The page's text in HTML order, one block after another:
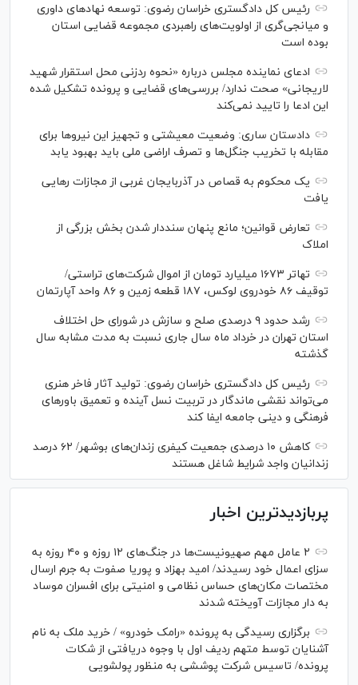
رئیس کل دادگستری خراسان رضوی: توسعه نهاد‌های داوری
و میانجی‌گری از اولویت‌های راهبردی مجموعه قضایی استان
بوده است
ادعای نماینده مجلس درباره «نحوه ردزنی محل استقرار شهید
لاریجانی» صحت ندارد/ بررسی‌های قضایی و پرونده تشکیل شده
این ادعا را تایید نمی‌کند
دادستان ساری: وضعیت معیشتی و تجهیز این نیرو‌ها برای
مقابله با تخریب جنگل‌ها و تصرف اراضی ملی باید بهبود یابد
یک محکوم به قصاص در آذربایجان‌ غربی از مجازات رهایی
یافت
تعارض قوانین؛ مانع پنهان سنددار شدن بخش بزرگی از
املاک
تهاتر ۱۶۷۳ میلیارد تومان از اموال شرکت‌های تراستی/
توقیف ۸۶ خودروی لوکس، ۱۸۷ قطعه زمین و ۸۶ واحد آپارتمان
رشد حدود ۹ درصدی صلح و سازش در شورای حل اختلاف
استان تهران در خرداد ماه سال جاری نسبت به مدت مشابه سال
گذشته
رئیس کل دادگستری خراسان رضوی: تولید آثار فاخر هنری
می‌تواند نقشی ماندگار در تربیت نسل آینده و تعمیق باور‌های
فرهنگی و دینی جامعه ایفا کند
کاهش ۱۰ درصدی جمعیت کیفری زندان‌های بوشهر/ ۶۲ درصد
زندانیان واجد شرایط شاغل هستند
پربازدیدترین اخبار
۲ عامل مهم صهیونیست‌ها در جنگ‌های ۱۲ روزه و ۴۰ روزه به
سزای اعمال خود رسیدند/ امید بهزاد و پوریا صفوت به جرم ارسال
مختصات مکان‌های حساس نظامی و امنیتی برای افسران موساد
به دار مجازات آویخته شدند
برگزاری رسیدگی به پرونده «رامک خودرو» / خرید ملک به نام
آشنایان توسط متهم ردیف اول با وجوه دریافتی از شکات
پرونده/ تاسیس شرکت پوششی به منظور پولشویی